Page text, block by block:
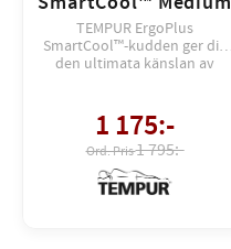
TEMPUR ErgoPlus
SmartCool™-kudden ger dig
den ultimata känslan av
FRI FRAKT till service point
1 175:-
1 795:-